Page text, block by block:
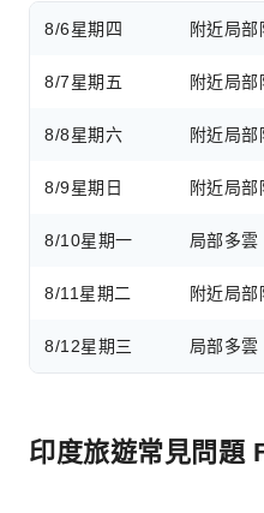
8/6星期四 附近局部
8/7星期五 附近局部
8/8星期六 附近局部
8/9星期日 附近局部
8/10星期一 局部多雲
8/11 星期二 附近局部
8/12星期三 局部多雲
印度旅遊常見問題